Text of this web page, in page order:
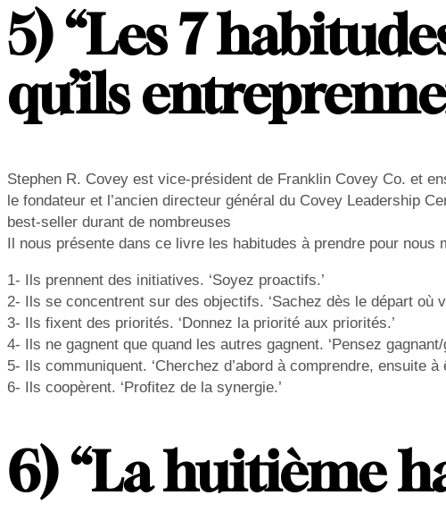
5) “Les 7
qu’ils
Stephen R. Covey est vice-président de Franklin Covey Co. et
le fondateur et l’ancien directeur général du Covey Leadership
best-seller durant de nombreuses
Il nous présente dans ce livre les habitudes à prendre pour nous
1- Ils prennent des initiatives. ‘Soyez proactifs.’
2- Ils se concentrent sur des objectifs. ‘Sachez dès le départ où
3- Ils fixent des priorités. ‘Donnez la priorité aux priorités.’
4- Ils ne gagnent que quand les autres gagnent. ‘Pensez gagnant/
5- Ils communiquent. ‘Cherchez d’abord à comprendre, ensuite à
6- Ils coopèrent. ‘Profitez de la synergie.’
6) “La huitième